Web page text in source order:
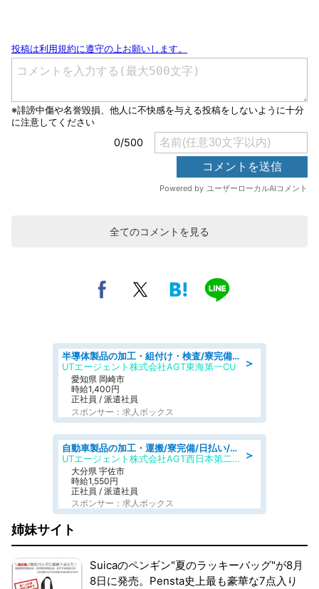
全てのコメントを見る
＞
半導体製品の加工・組付け・検査/寮完備/日勤/日払い/工場・製造
UTエージェント株式会社AGT東海第一CU
愛知県 岡崎市
時給1,400円
正社員 / 派遣社員
スポンサー：求人ボックス
＞
自動車製品の加工・運搬/寮完備/日払い/工場・製造
UTエージェント株式会社AGT西日本第二CU
大分県 宇佐市
時給1,550円
正社員 / 派遣社員
スポンサー：求人ボックス
姉妹サイト
Suicaのペンギン"夏のラッキーバッグ"が8月
8日に発売。Pensta史上最も豪華な7点入り